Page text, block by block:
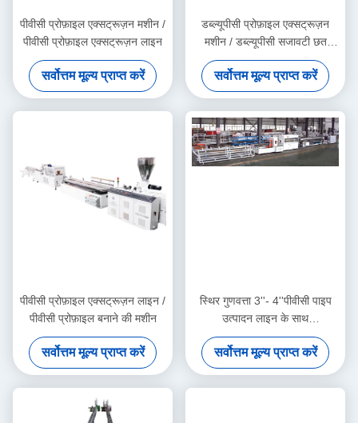
पीवीसी प्रोफ़ाइल एक्सट्रूज़न मशीन /
पीवीसी प्रोफ़ाइल एक्सट्रूज़न लाइन
सर्वोत्तम मूल्य प्राप्त करें
डब्ल्यूपीसी प्रोफ़ाइल एक्सट्रूज़न
मशीन / डब्ल्यूपीसी सजावटी छत
उत्पादन लाइन
सर्वोत्तम मूल्य प्राप्त करें
पीवीसी प्रोफ़ाइल एक्सट्रूज़न लाइन /
पीवीसी प्रोफ़ाइल बनाने की मशीन
सर्वोत्तम मूल्य प्राप्त करें
स्थिर गुणवत्ता 3''- 4''पीवीसी पाइप
उत्पादन लाइन के साथ
HYZS65/132 शंकु जुड़वां पेंच
extruder
सर्वोत्तम मूल्य प्राप्त करें